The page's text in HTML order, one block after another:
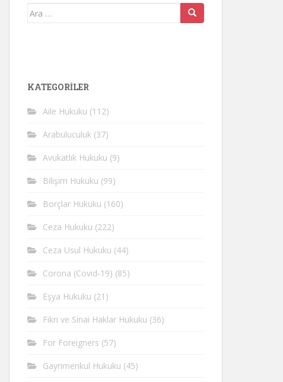
Arama
KATEGORİLER
Aile Hukuku (112)
Arabuluculuk (37)
Avukatlık Hukuku (9)
Bilişim Hukuku (99)
Borçlar Hukuku (160)
Ceza Hukuku (222)
Ceza Usul Hukuku (44)
Corona (Covid-19) (85)
Eşya Hukuku (21)
Fikri ve Sinai Haklar Hukuku (36)
For Foreigners (57)
Gayrimenkul Hukuku (45)